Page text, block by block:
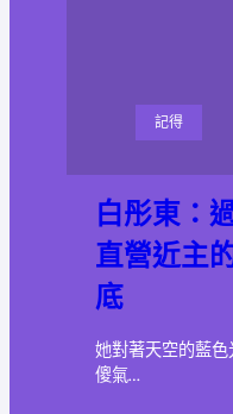
記得
白彤東：
直營近主
底
她對著天空的藍
傻氣…